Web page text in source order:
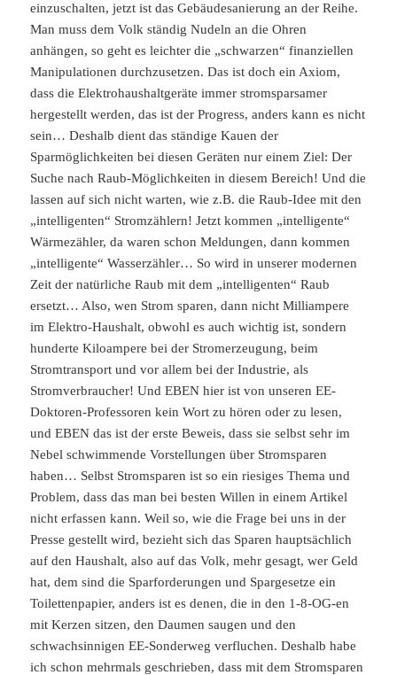
einzuschalten, jetzt ist das Gebäudesanierung an der Reihe.
Man muss dem Volk ständig Nudeln an die Ohren
anhängen, so geht es leichter die „schwarzen“ finanziellen
Manipulationen durchzusetzen. Das ist doch ein Axiom,
dass die Elektrohaushaltgeräte immer stromsparsamer
hergestellt werden, das ist der Progress, anders kann es nicht
sein… Deshalb dient das ständige Kauen der
Sparmöglichkeiten bei diesen Geräten nur einem Ziel: Der
Suche nach Raub-Möglichkeiten in diesem Bereich! Und die
lassen auf sich nicht warten, wie z.B. die Raub-Idee mit den
„intelligenten“ Stromzählern! Jetzt kommen „intelligente“
Wärmezähler, da waren schon Meldungen, dann kommen
„intelligente“ Wasserzähler… So wird in unserer modernen
Zeit der natürliche Raub mit dem „intelligenten“ Raub
ersetzt… Also, wen Strom sparen, dann nicht Milliampere
im Elektro-Haushalt, obwohl es auch wichtig ist, sondern
hunderte Kiloampere bei der Stromerzeugung, beim
Stromtransport und vor allem bei der Industrie, als
Stromverbraucher! Und EBEN hier ist von unseren EE-
Doktoren-Professoren kein Wort zu hören oder zu lesen,
und EBEN das ist der erste Beweis, dass sie selbst sehr im
Nebel schwimmende Vorstellungen über Stromsparen
haben… Selbst Stromsparen ist so ein riesiges Thema und
Problem, dass das man bei besten Willen in einem Artikel
nicht erfassen kann. Weil so, wie die Frage bei uns in der
Presse gestellt wird, bezieht sich das Sparen hauptsächlich
auf den Haushalt, also auf das Volk, mehr gesagt, wer Geld
hat, dem sind die Sparforderungen und Spargesetze ein
Toilettenpapier, anders ist es denen, die in den 1-8-OG-en
mit Kerzen sitzen, den Daumen saugen und den
schwachsinnigen EE-Sonderweg verfluchen. Deshalb habe
ich schon mehrmals geschrieben, dass mit dem Stromsparen